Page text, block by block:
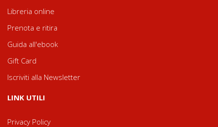
Libreria online
Prenota e ritira
Guida all'ebook
Gift Card
Iscriviti alla Newsletter
LINK UTILI
Privacy Policy